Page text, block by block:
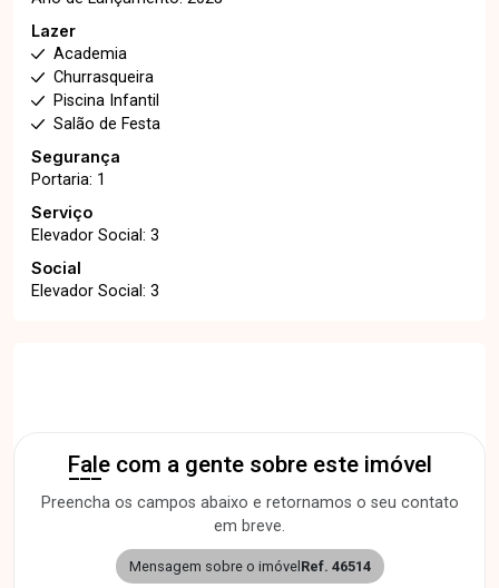
Lazer
Academia
Churrasqueira
Piscina Infantil
Salão de Festa
Segurança
Portaria: 1
Serviço
Elevador Social: 3
Social
Elevador Social: 3
Fale com a gente sobre este imóvel
Preencha os campos abaixo e retornamos o seu contato
em breve.
Mensagem sobre o imóvel Ref. 46514